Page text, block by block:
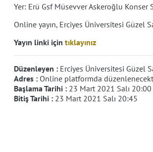
Yer: Erü Gsf Müsevver Askeroğlu Konser
Online yayın, Erciyes Üniversitesi Güzel
Yayın linki için tıklayınız
Düzenleyen : Erciyes Üniversitesi Güzel
Adres : Online platformda
Başlama Tarihi : 23 Mart 2021 Salı 20:00
Bitiş Tarihi : 23 Mart 2021 Salı 20:45